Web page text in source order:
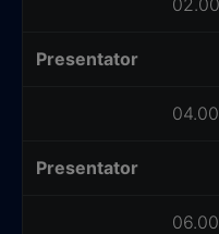
Presentator
Presentator